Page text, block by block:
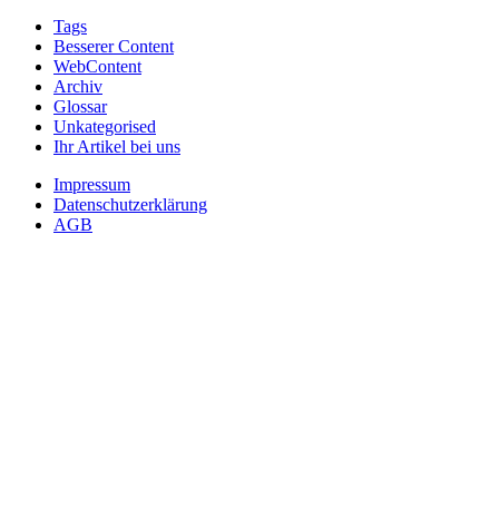
Tags
Besserer Content
WebContent
Archiv
Glossar
Unkategorised
Ihr Artikel bei uns
Impressum
Datenschutzerklärung
AGB